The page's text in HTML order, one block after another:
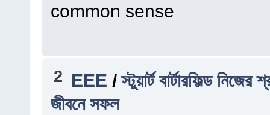
common sense
2 EEE /স্টুয়ার্ট বার্টারফিল্ড
জীবনে সফল